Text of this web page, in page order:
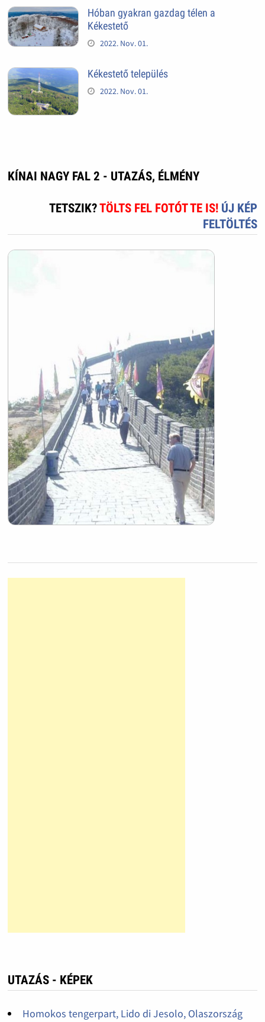
Hóban gyakran gazdag télen a
Kékestető
2022. Nov. 01.
Kékestető település
2022. Nov. 01.
KÍNAI NAGY FAL 2 - UTAZÁS, ÉLMÉNY
TETSZIK?TÖLTS FEL FOTÓT TE IS! ÚJ KÉP
FELTÖLTÉS
UTAZÁS - KÉPEK
Homokos tengerpart, Lido di Jesolo, Olaszország